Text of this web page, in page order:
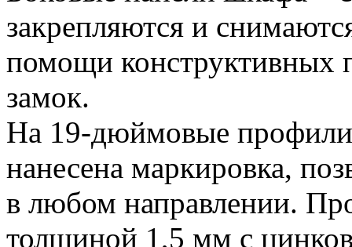
закрепляются и
помощи конструктивных
замок.
На 19-дюймовые
нанесена маркировка,
в любом направлении.
толщиной 1,5 мм с